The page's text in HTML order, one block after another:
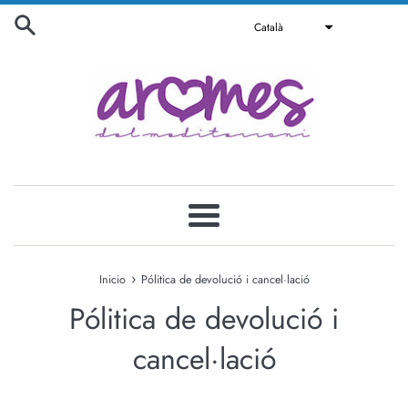
Anar
directament
Català
Més
Inicio › Pólitica de devolució i cancel·lació
Pólitica de devolució i
cancel·lació